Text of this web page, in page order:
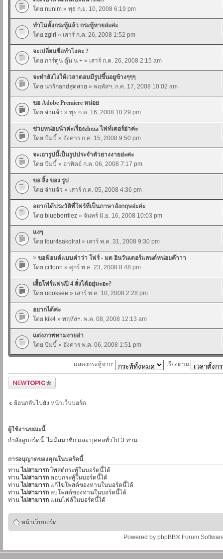
โดย nunim » พุธ ก.ย. 10, 2008 6:19 pm
ทำไมตั้งกระทู้แล้ว กระทู้หายล่ะค่ะ
โดย zgirl » เสาร์ ก.ค. 26, 2008 1:52 pm
จะเปลี่ยนชื่อทำไงคะ ?
โดย การ์ตูน ตู๊น น + » เสาร์ ก.ค. 26, 2008 2:15 am
จะทำยังไงให้เวลาตอบมีรูปขึ้นอยูข้างๆๆๆ
โดย น่ารักandสุดสวย » พฤหัสฯ. ก.ค. 17, 2008 10:02 am
ขอ Adobe Premiere หน่อย
โดย จ่าเเจ้ว » พุธ ก.ค. 16, 2008 10:29 pm
ช่วยหน่อยน้าค่ะเรื่องzheza ไฟท์เตอร์อ่าค่ะ
โดย บีมบี้ » อังคาร ก.ค. 15, 2008 9:50 pm
จะเอารูปนี้เป็นรูปประจำตัวยางงายอ่ะค่ะ
โดย บีมบี้ » อาทิตย์ ก.ค. 06, 2008 7:17 pm
ขอ ลิ้ง ของ รูป
โดย จ่าเเจ้ว » เสาร์ ก.ค. 05, 2008 4:36 pm
อยากได้ประวัติพี่โฟร์ที่เป็นภาษาอังกฤษอ่ะค่ะ
โดย blueberriiez » จันทร์ มิ.ย. 16, 2008 10:03 pm
แงๆ
โดย four4sakolrat» เสาร์ พ.ค. 31, 2008 9:30 pm
> ขอฟ้อนต์แบบคำว่า โฟร์ - มด อินวันเดอร์แลนด์หน่อยค๊าาา
โดย ciffoon » ศุกร์ พ.ค. 23, 2008 8:48 pm
เสื้อโฟร์แฟนปี 4 สั่งได้อยุ่มะอะ?
โดย nooksee » เสาร์ พ.ค. 10, 2008 2:28 pm
อยากได้ค่ะ
โดย kik4 » พฤหัสฯ. พ.ค. 08, 2008 12:13 am
แต่งภาพทามงายอ่า
โดย บีมบี้ » อังคาร พ.ค. 06, 2008 1:51 pm
แสดงกระทู้จาก: เรียงตาม
ตั้งกระทู้ใหม่
ย้อนกลับไปยัง หน้าเว็บบอร์ด
ผู้ใช้งานขณะนี้
กำลังดูบอร์ดนี้: ไม่มีสมาชิก และ บุคคลทั่วไป 3 ท่าน
การอนุญาตของคุณในบอร์ดนี้
ท่าน ไม่สามารถ โพสต์กระทู้ในบอร์ดนี้ได้
ท่าน ไม่สามารถ ตอบกระทู้ในบอร์ดนี้ได้
ท่าน ไม่สามารถ แก้ไขโพสต์ของท่านในบอร์ดนี้ได้
ท่าน ไม่สามารถ ลบโพสต์ของท่านในบอร์ดนี้ได้
ท่าน ไม่สามารถ แนบไฟล์ในบอร์ดนี้ได้
หน้าเว็บบอร์ด
Powered by phpBB® Forum